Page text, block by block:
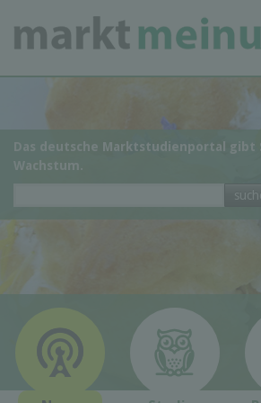
Das deutsche Marktstudienportal
Wachstum.